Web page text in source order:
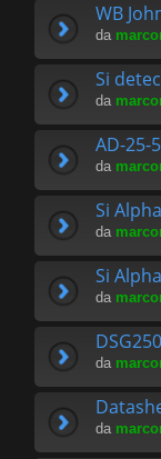
WB
da
Si
da
AD-25-
da
Si
da
Si
da
da
da